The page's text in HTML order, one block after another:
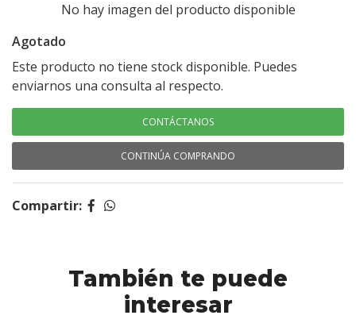
No hay imagen del producto disponible
Agotado
Este producto no tiene stock disponible. Puedes
enviarnos una consulta al respecto.
CONTÁCTANOS
CONTINÚA COMPRANDO
Compartir:
También te puede
interesar